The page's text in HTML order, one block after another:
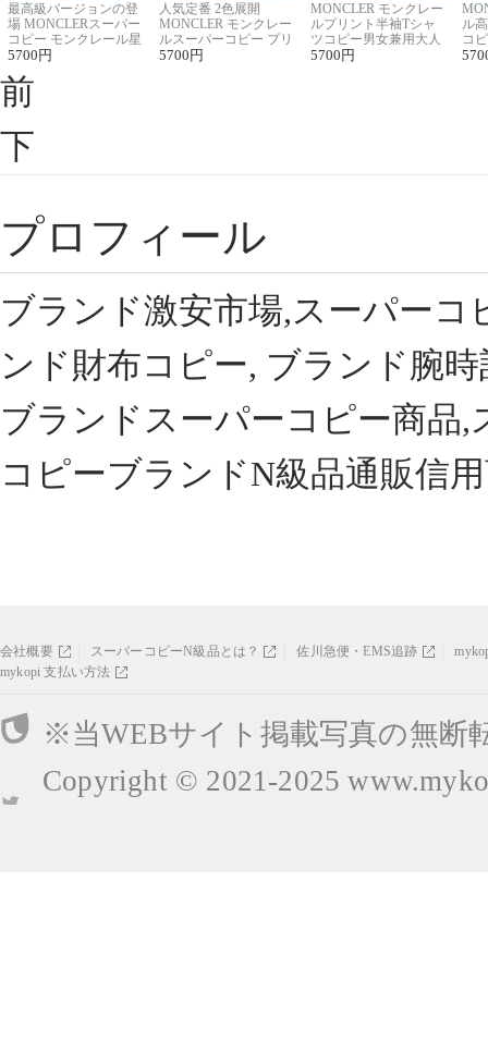
最高級バージョンの登
場 MONCLERスーパー
コピー モンクレール星
座半袖Tシャツ
5700 円
人気定番 2色展開
MONCLER モンクレー
ルスーパーコピー プリ
ント半袖Tシャツ
5700 円
MONCLER モンクレー
ルプリント半袖Tシャ
ツコピー男女兼用大人
可愛い春夏コーデ
5700 円
ル
コ
ィ
前
下
プロフィール
ブランド激安市場,スーパー
ンド財布コピー, ブランド腕
ブランドスーパーコピー商品
コピーブランドN級品通販信
会社概要 スーパーコピーN級品とは？ 佐川急便・EMS追跡
mykopi 支払い方法
※当WEBサイト掲載写真の無断
Copyright © 2021-2025